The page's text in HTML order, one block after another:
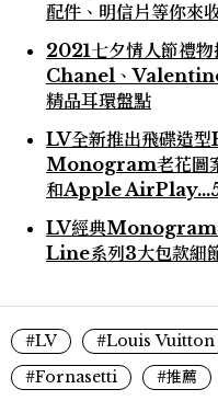
配件、明信片等你來
2021七夕情人節禮物
Chanel、
精品耳環盤點
LV全新推出飛碟造
Monogram老花圖
和Apple AirPlay…5
LV經典Monogram
Line系列3大包款細
#LV #Louis Vuitton
#Fornasetti
#推薦